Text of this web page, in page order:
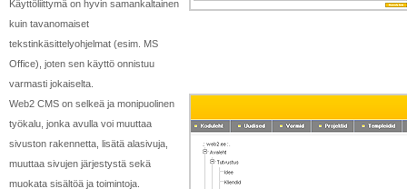
Käyttöliittymä on hyvin samankaltainen
kuin tavanomaiset
tekstinkäsittelyohjelmat (esim. MS
Office), joten sen käyttö onnistuu
varmasti jokaiselta.
Web2 CMS on selkeä ja monipuolinen
työkalu, jonka avulla voi muuttaa
sivuston rakennetta, lisätä alasivuja,
muuttaa sivujen järjestystä sekä
muokata sisältöä ja toimintoja.